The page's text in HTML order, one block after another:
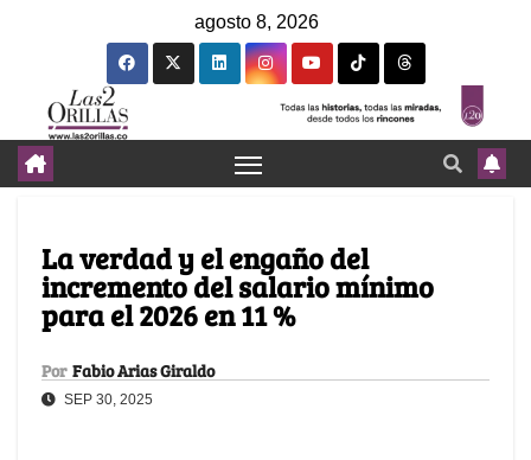
agosto 8, 2026
La verdad y el engaño del
incremento del salario mínimo
para el 2026 en 11 %
Por Fabio Arias Giraldo
SEP 30, 2025